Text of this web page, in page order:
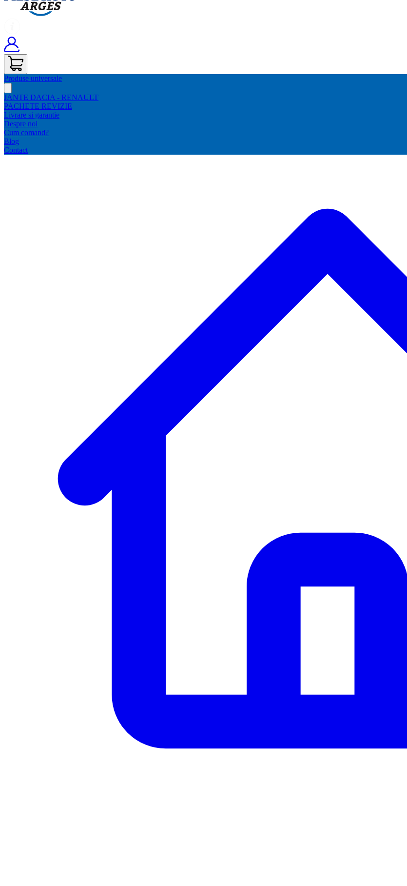
Produse universale
JANTE DACIA - RENAULT
PACHETE REVIZIE
Livrare si garantie
Despre noi
Cum comand?
Blog
Contact